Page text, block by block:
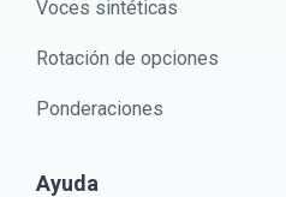
Voces sintéticas
Rotación de opciones
Ponderaciones
Ayuda